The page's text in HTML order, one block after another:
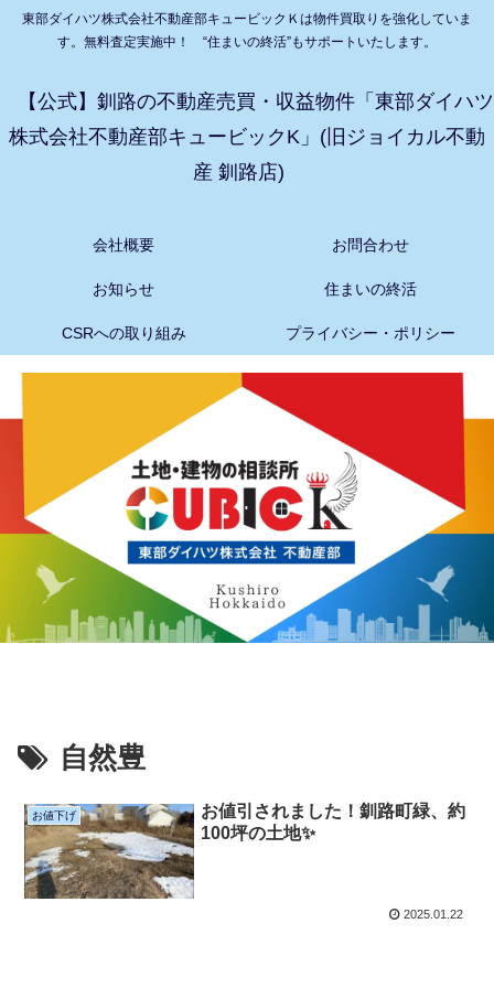
東部ダイハツ株式会社不動産部キュービックＫは物件買取りを強化していま
す。無料査定実施中！ “住まいの終活”もサポートいたします。
【公式】釧路の不動産売買・収益物件「東部ダイハツ
株式会社不動産部キュービックK」(旧ジョイカル不動
産 釧路店)
会社概要 お問合わせ
お知らせ 住まいの終活
CSRへの取り組み プライバシー・ポリシー
自然豊
お値下げ
お値引されました！釧路町緑、約
100坪の土地✨
2025.01.22